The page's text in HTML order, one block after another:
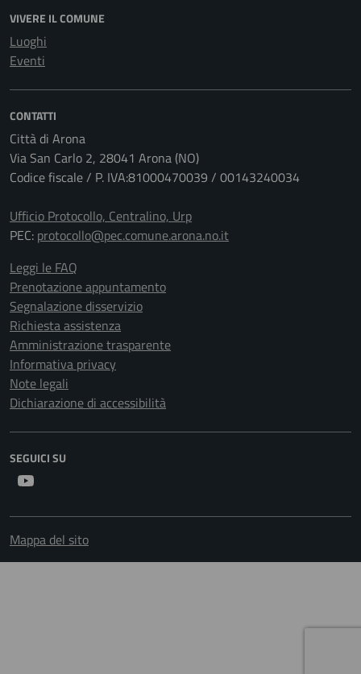
VIVERE IL COMUNE
Luoghi
Eventi
CONTATTI
Città di Arona
Via San Carlo 2, 28041 Arona (NO)
Codice fiscale / P. IVA:81000470039 / 00143240034
Ufficio Protocollo, Centralino, Urp
PEC: protocollo@pec.comune.arona.no.it
Leggi le FAQ
Prenotazione appuntamento
Segnalazione disservizio
Richiesta assistenza
Amministrazione trasparente
Informativa privacy
Note legali
Dichiarazione di accessibilità
SEGUICI SU
Mappa del sito